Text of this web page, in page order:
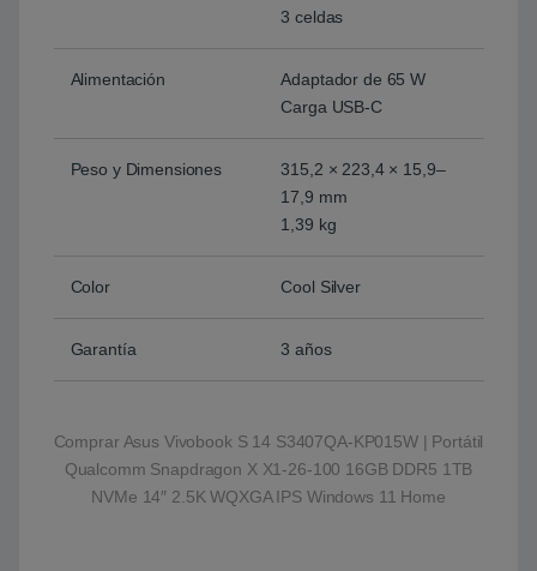
3 celdas
Alimentación
Adaptador de 65 W
Carga USB-C
Peso y Dimensiones
315,2 × 223,4 × 15,9–
17,9 mm
1,39 kg
Color Cool Silver
Garantía 3 años
Comprar Asus Vivobook S 14 S3407QA-KP015W | Portátil
Qualcomm Snapdragon X X1-26-100 16GB DDR5 1TB
NVMe 14″ 2.5K WQXGA IPS Windows 11 Home